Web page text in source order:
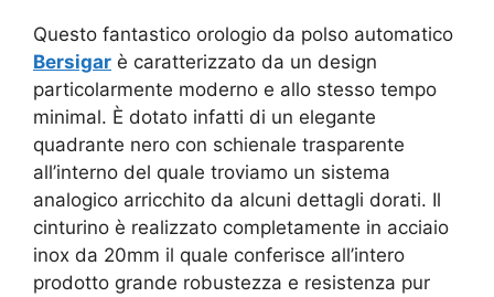
Questo fantastico orologio da polso automatico
Bersigar è caratterizzato da un design
particolarmente moderno e allo stesso tempo
minimal. È dotato infatti di un elegante
quadrante nero con schienale trasparente
all’interno del quale troviamo un sistema
analogico arricchito da alcuni dettagli dorati. Il
cinturino è realizzato completamente in acciaio
inox da 20mm il quale conferisce all’intero
prodotto grande robustezza e resistenza pur